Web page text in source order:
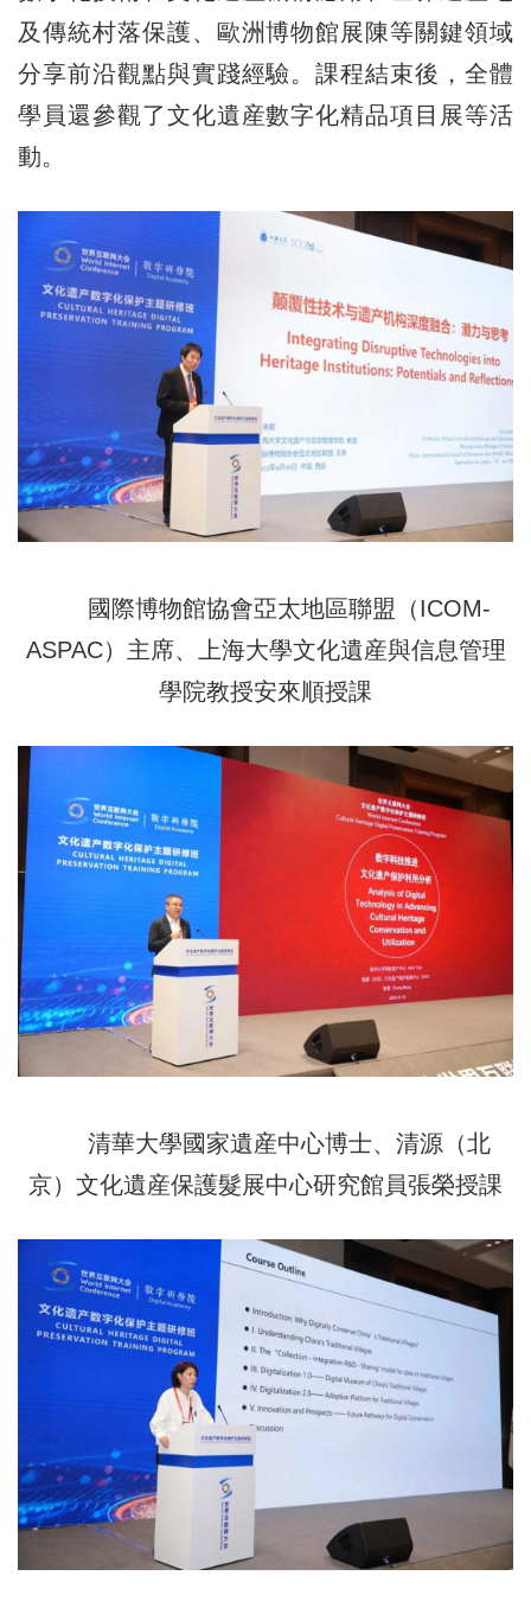
及傳統村落保護、歐洲博物館展陳等關鍵領域
分享前沿觀點與實踐經驗。課程結束後，全體
學員還參觀了文化遺産數字化精品項目展等活
動。
國際博物館協會亞太地區聯盟（ICOM-
ASPAC）主席、上海大學文化遺産與信息管理
學院教授安來順授課
清華大學國家遺産中心博士、清源（北
京）文化遺産保護髮展中心研究館員張榮授課